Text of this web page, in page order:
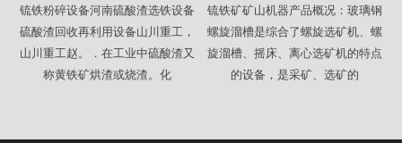
锍铁粉碎设备河南硫酸渣选铁设备
硫酸渣回收再利用设备山川重工，
山川重工赵。．在工业中硫酸渣又
称黄铁矿烘渣或烧渣。化
锍铁矿矿山机器产品概况：玻璃钢
螺旋溜槽是综合了螺旋选矿机、螺
旋溜槽、摇床、离心选矿机的特点
的设备，是采矿、选矿的